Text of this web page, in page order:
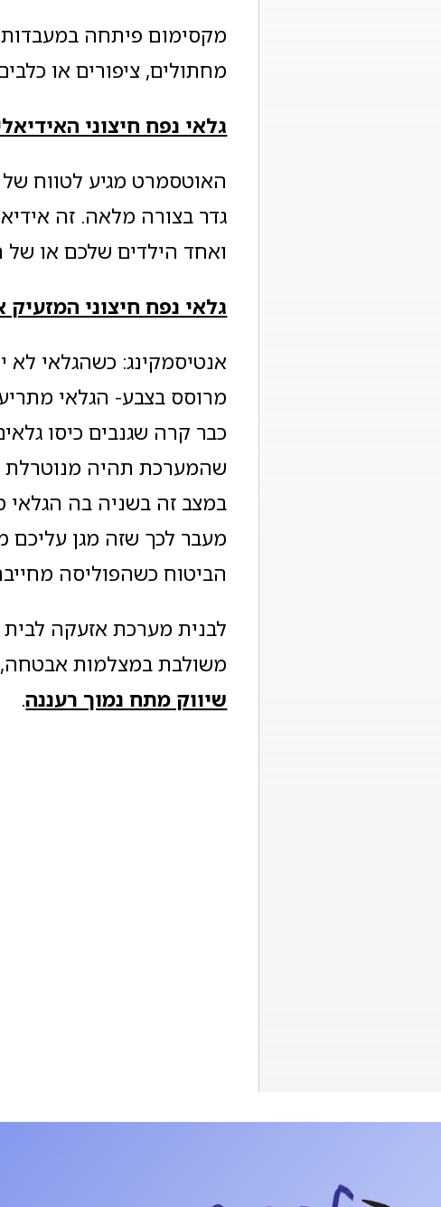
מקסימום פיתחה
מחתולים, ציפורים או כלבים
גלאי נפח חיצוני
גדר בצורה מלאה. זה
ואחד הילדים שלכם או של
גלאי נפח חיצוני
אנטיסמקינג: כשהגלאי לא
מרוסס בצבע- הגלאי
כבר קרה שגנבים כיסו
שהמערכת תהיה מנוטרלת
במצב זה בשניה בה הגלאי
מעבר לכך שזה מגן עליכם
הביטוח כשהפוליסה
לבנית מערכת אזעקה
משולבת במצלמות
שיווק מתח נמוך רעננה.